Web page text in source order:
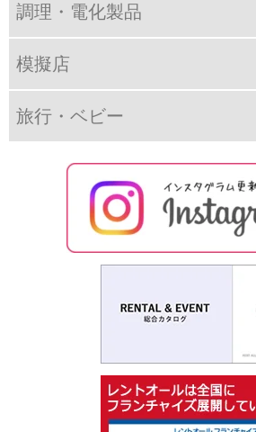
調理・電化製品
模擬店
旅行・ベビー